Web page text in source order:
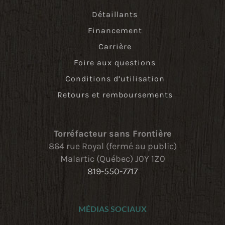
Détaillants
Financement
Carrière
Foire aux questions
Conditions d’utilisation
Retours et remboursements
Torréfacteur sans Frontière
864 rue Royal (fermé au public)
Malartic (Québec) J0Y 1Z0
819-550-7717
MÉDIAS SOCIAUX